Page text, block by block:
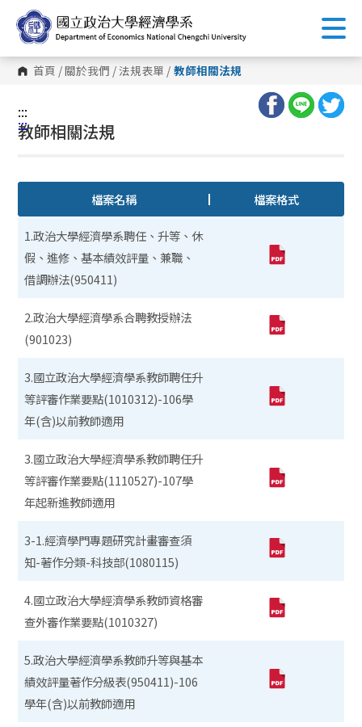
到
主
內
容 首頁 /關於我們 / 法規表單 / 教師相關法規
:::
:::
教師相關法規
檔案名稱 檔案格式
1.政治大學經濟學系聘任、升等、休
假、進修、基本績效評量、兼職、
借調辦法(950411)
2.政治大學經濟學系合聘教授辦法
(901023)
3.國立政治大學經濟學系教師聘任升
等評審作業要點(1010312)-106學
年(含)以前教師適用
3.國立政治大學經濟學系教師聘任升
等評審作業要點(1110527)-107學
年起新進教師適用
3-1.經濟學門專題研究計畫審查須
知-著作分類-科技部(1080115)
4.國立政治大學經濟學系教師資格審
查外審作業要點(1010327)
5.政治大學經濟學系教師升等與基本
績效評量著作分級表(950411)-106
學年(含)以前教師適用